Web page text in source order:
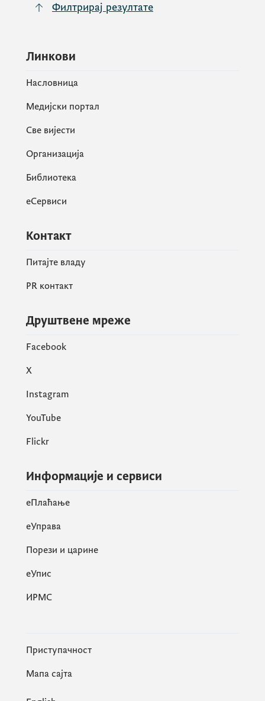
Филтрирај резултате
Линкови
Насловница
Медијски портал
Све вијести
Организација
Библиотека
еСервиси
Контакт
Питајте владу
PR контакт
Друштвене мреже
Facebook
X
Instagram
YouTube
Flickr
Информације и сервиси
eПлаћање
еУправа
Порези и царине
eУпис
ИРМС
Приступачност
Мапа сајта